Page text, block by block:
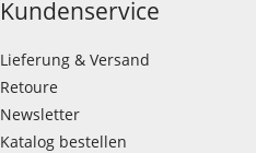
Kundenservice
Lieferung & Versand
Retoure
Newsletter
Katalog bestellen